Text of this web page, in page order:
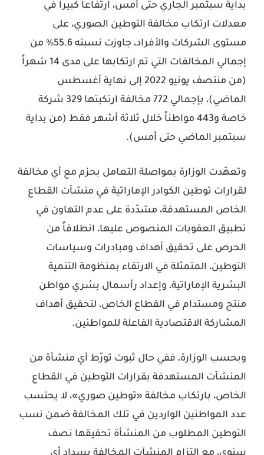
بداية سبتمبر الجاري حتى أمس، ارتفاعاً كبيراً في
معدلات ارتكاب مخالفة التوطين الصوري، على
مستوى الشركات والأفراد، جاوزت نسبته 55.6% من
إجمالي المخالفات التي تم ارتكابها على مدى 14 شهراً
(من منتصف يونيو 2022 إلى نهاية أغسطس
الماضي)، بإجمالي 772 مخالفة ارتكبتها 329 شركة
خاصة و443 مواطناً خلال ثلاثة أشهر فقط (من بداية
سبتمبر الماضي حتى أمس).
وتعهّدت الوزارة بمواصلة التعامل بحزم مع أي مخالفة
لقرارات توطين الكوادر الإماراتية في منشآت القطاع
الخاص المستهدفة، مشدّدة على عدم التهاون في
تطبيق العقوبات المنصوص عليها، انطلاقاً من
الحرص على تحقيق أهداف ومبادرات وسياسات
التوطين، المتمثلة في الارتقاء بمنظومة التنمية
البشرية الإماراتية، وإعداد رأسمال بشري مواطن
منتج ومستدام في القطاع الخاص، لتحقيق أهداف
المشاركة الاقتصادية الفاعلة للمواطنين.
وبحسب الوزارة، ففي حال ثبوت تورّط أي منشأة من
المنشآت المستهدفة بقرارات التوطين في القطاع
الخاص، بارتكاب مخالفة «توطين صوري»، لا يحتسب
عدد المواطنين الواردين في تلك المخالفة ضمن نسب
التوطين المطلوب من المنشأة تحقيقها نصف